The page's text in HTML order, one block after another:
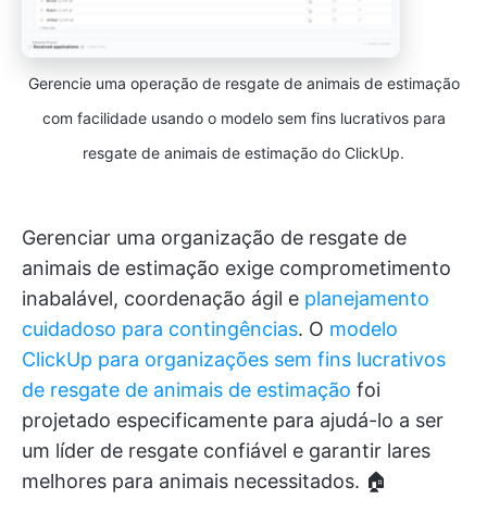
Gerencie uma operação de resgate de animais de estimação
com facilidade usando o modelo sem fins lucrativos para
resgate de animais de estimação do ClickUp.
Gerenciar uma organização de resgate de
animais de estimação exige comprometimento
inabalável, coordenação ágil e planejamento
cuidadoso para contingências. O modelo
ClickUp para organizações sem fins lucrativos
de resgate de animais de estimação foi
projetado especificamente para ajudá-lo a ser
um líder de resgate confiável e garantir lares
melhores para animais necessitados. 🏠